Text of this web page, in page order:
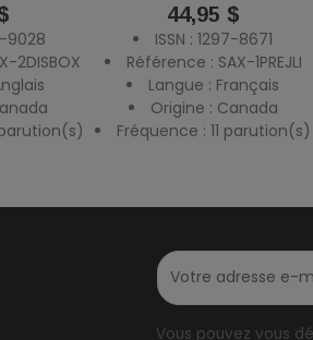
9028
2DISBOX
Prix
44,95 $
ISSN : 1297-8671
Référence : SAX-1PREJLI
Langue : Français
Origine : Canada
Fréquence : 11 parution(s)
Vous pouvez vous